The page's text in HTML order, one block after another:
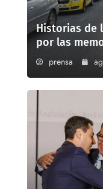
Historias de
por las
prensa